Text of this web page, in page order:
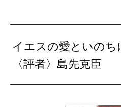
イエスの愛といのち
〈評者〉島先克臣